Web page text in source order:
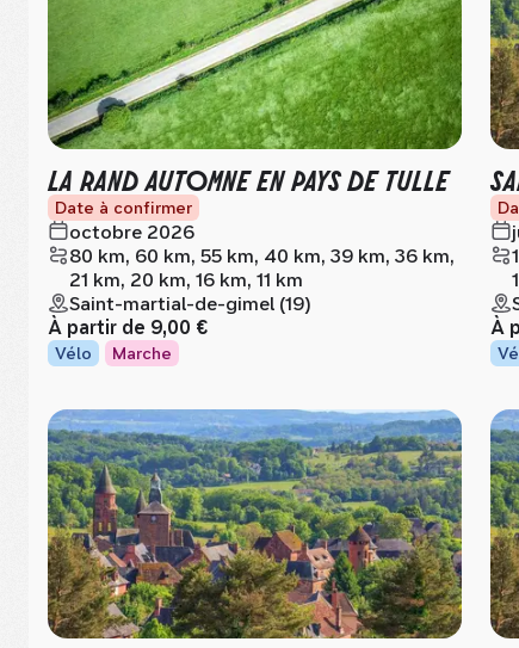
LA RAND AUTOMNE EN PAYS DE TULLE
Date à confirmer
octobre 2026
80 km, 60 km, 55 km, 40 km, 39 km, 36 km,
21 km, 20 km, 16 km, 11 km
Saint-martial-de-gimel (19)
À partir de 9,00 €
Vélo Marche
À